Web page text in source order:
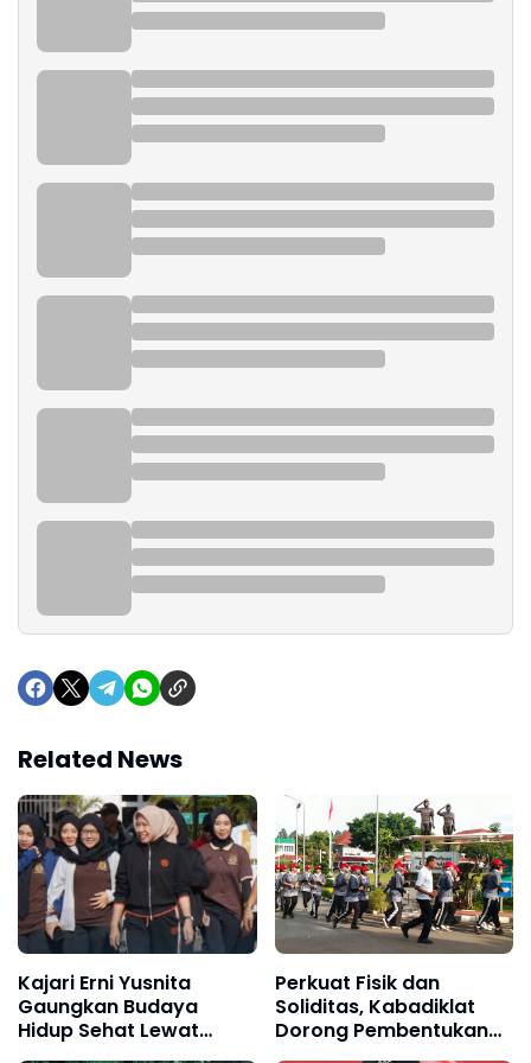
Related News
Kajari Erni Yusnita
Gaungkan Budaya
Hidup Sehat Lewat
Jalan Sehat dan
Perkuat Fisik dan
Soliditas, Kabadiklat
Dorong Pembentukan
Jaksa Tangguh Lewat